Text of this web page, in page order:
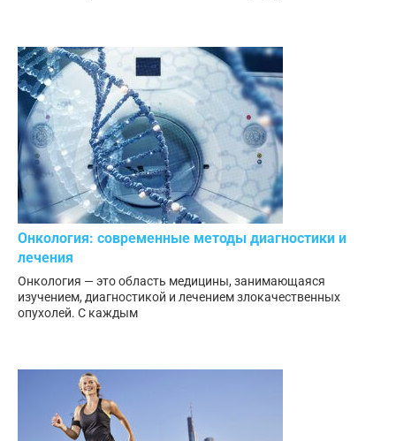
Онкология: современные методы диагностики и
лечения
Онкология — это область медицины, занимающаяся
изучением, диагностикой и лечением злокачественных
опухолей. С каждым